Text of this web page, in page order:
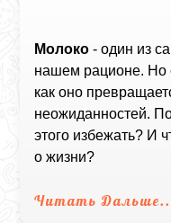
Молоко - один из
нашем рационе. Но
как оно
неожиданностей.
этого избежать? И
о жизни?
Читать